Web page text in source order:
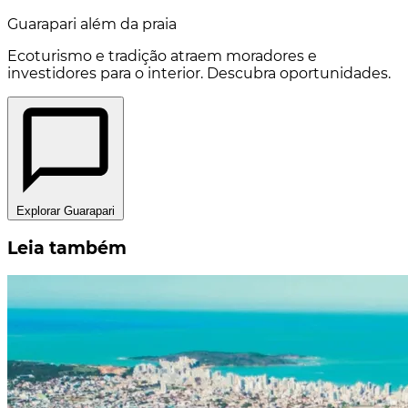
Guarapari além da praia
Ecoturismo e tradição atraem moradores e
investidores para o interior. Descubra oportunidades.
Explorar Guarapari
Leia também